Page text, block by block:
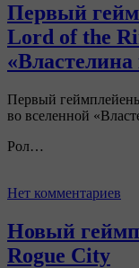
Первый
Lord of the
«Властелина
Первый
во вселенной
Рол…
Нет комментариев
Новый
Rogue City